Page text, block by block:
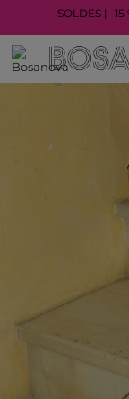
SOLDES | -